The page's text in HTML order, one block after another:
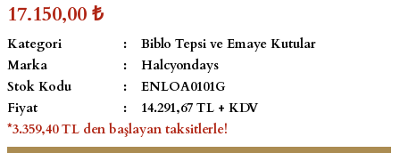
Mum
Elephant
17.150,00 ₺
Kategori
Biblo Tepsi ve Emaye Kutular
Marka
Halcyondays
Stok Kodu
ENLOA0101G
Fiyat
14.291,67 TL + KDV
*3.359,40 TL den başlayan taksitlerle!